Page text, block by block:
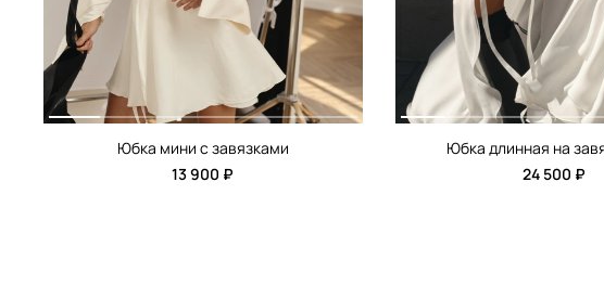
Юбка мини с завязками
13 900 ₽
Юбка длинная на
24 500 ₽